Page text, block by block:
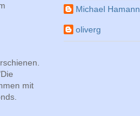
mit
Michael Hamann
oliverg